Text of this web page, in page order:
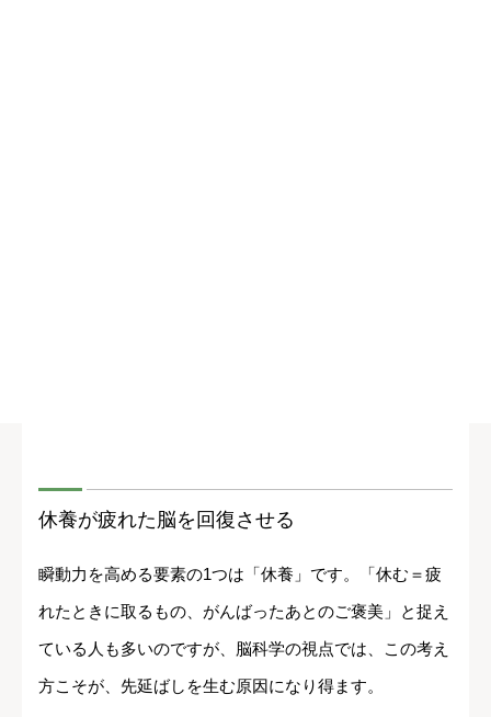
休養が疲れた脳を回復させる
瞬動力を高める要素の1つは「休養」です。「休む＝疲
れたときに取るもの、がんばったあとのご褒美」と捉え
ている人も多いのですが、脳科学の視点では、この考え
方こそが、先延ばしを生む原因になり得ます。